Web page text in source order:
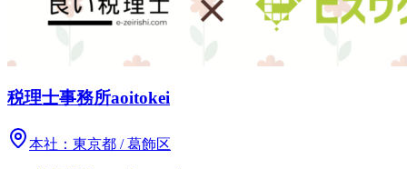
税理士事務所aoitokei
本社： 東京都 / 葛飾区